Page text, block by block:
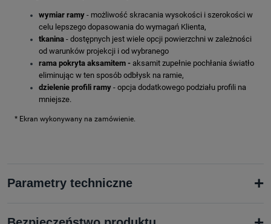
wymiar ramy - możliwość skracania wysokości i szerokości w
celu lepszego dopasowania do wymagań Klienta,
tkanina - dostępnych jest wiele opcji powierzchni w zależności
od warunków projekcji i od wybranego
rama pokryta aksamitem - aksamit zupełnie pochłania światło
eliminując w ten sposób odbłysk na ramie,
dzielenie profili ramy - opcja dodatkowego podziału profili na
mniejsze.
* Ekran wykonywany na zamówienie.
Parametry techniczne +